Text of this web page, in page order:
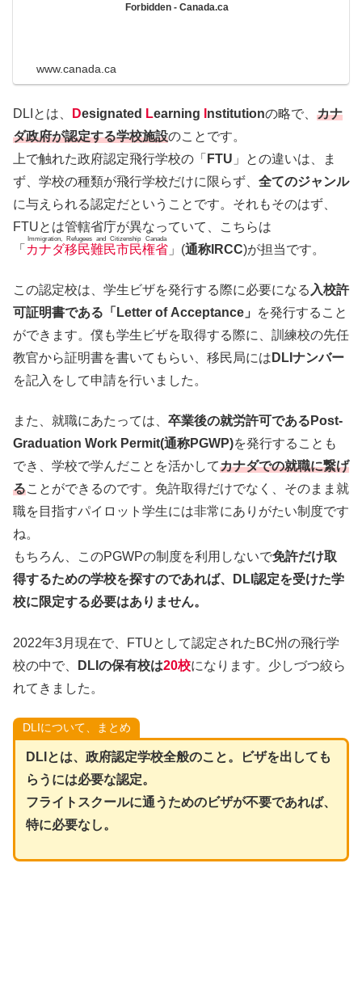
Forbidden - Canada.ca
www.canada.ca
DLIとは、 Designated Learning nstitutionの略で、 カナ
ダ政府が認定する学校施設のことです。
上で触れた政府認定飛行学校の「 FTU 」との違いは、ま
ず、学校の種類が飛行学校だけに限らず、 全てのジャンル
に与えられる認定だということです。それもそのはず、
FTUとは管轄省庁が異なっていて、こちらは
「 カナダ移民難民市民権省
Immigration, Refugees and Citizenship Canada
」(通称IRCC)が担当です。
この認定校は、学生ビザを発行する際に必要になる 入校許
可証明書である「Letter of Acceptance」
を発行すること
ができます。僕も学生ビザを取得する際に、訓練校の先任
教官から証明書を書いてもらい、移民局には DLIナンバー
を記入をして申請を行いました。
また、就職にあたっては、 卒業後の就労許可であるPost-
Graduation Work Permit(通称PGWP)を発行することも
でき、学校で学んだことを活かしてカナダでの就職に繋げ
ることができるのです。免許取得だけでなく、そのまま就
職を目指すパイロット学生には非常にありがたい制度です
ね。
もちろん、このPGWPの制度を利用しないで免許だけ取
得するための学校を探すのであれば、DLI認定を受けた学
校に限定する必要はありません。
2022年3月現在で、FTUとして認定されたBC州の飛行学
校の中で、
DLIの保有校は20校になります。少しづつ絞ら
れてきました。
DLIについて、まとめ
DLIとは、政府認定学校全般のこと。ビザを出しても
らうには必要な認定。
フライトスクールに通うためのビザが不要であれば、
特に必要なし。